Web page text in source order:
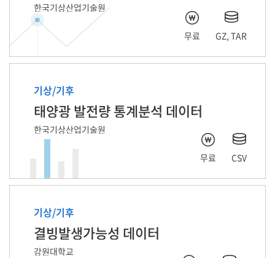
한국기상산업기술원
무료 GZ, TAR
기상/기후
태양광 발전량 통계분석 데이터
한국기상산업기술원
무료 CSV
기상/기후
결빙발생가능성 데이터
강원대학교